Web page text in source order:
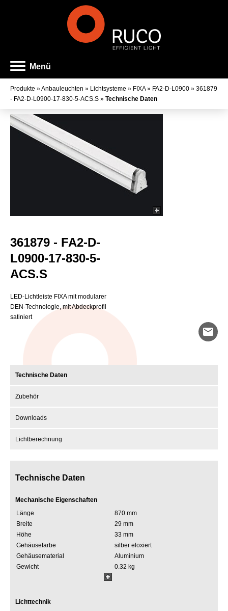
Menü
Produkte »Anbauleuchten » Lichtsysteme » FIXA» FA2-D-L0900 » 361879
- FA2-D-L0900-17-830-5-ACS.S » Technische Daten
361879 - FA2-D-
L0900-17-830-5-
ACS.S
LED-Lichtleiste FIXA mit modularer
DEN-Technologie, mit Abdeckprofil
satiniert
mail
Technische Daten
Zubehör
Downloads
Lichtberechnung
Technische Daten
Mechanische Eigenschaften
Länge
870 mm
Breite
29 mm
Höhe
33 mm
Gehäusefarbe
silber eloxiert
Gehäusematerial
Aluminium
Gewicht
0.32 kg
Lichttechnik